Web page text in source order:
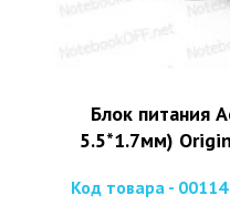
Блок питания
5.5*1.7мм)
Код товара - 00114